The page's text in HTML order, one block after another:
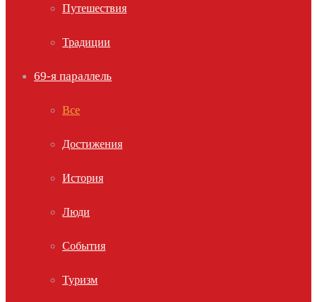
Путешествия
Традиции
69-я параллель
Все
Достижения
История
Люди
События
Туризм